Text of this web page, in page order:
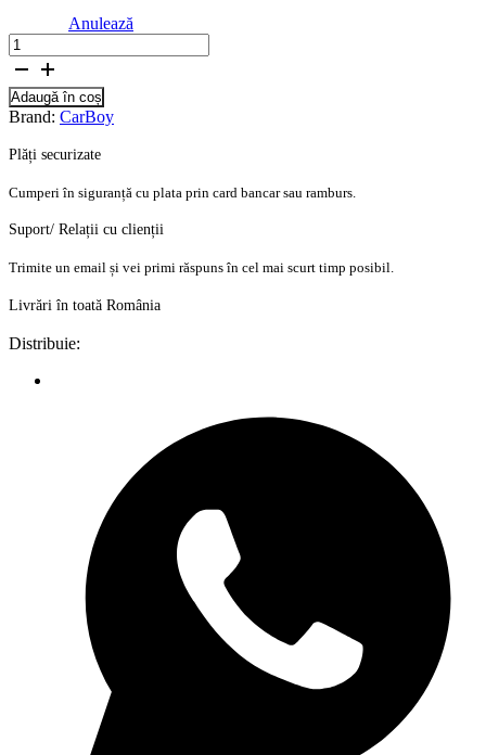
Anulează
Cantitate
Banda
protectie
mobilier,
din
40cm,
2
Adaugă în coș
Brand: CarBoy
Plăți securizate
Cumperi în siguranță cu plata prin card bancar sau ramburs.
Suport/ Relații cu clienții
Trimite un email și vei primi răspuns în cel mai scurt timp posibil.
Livrări în toată România
Distribuie: